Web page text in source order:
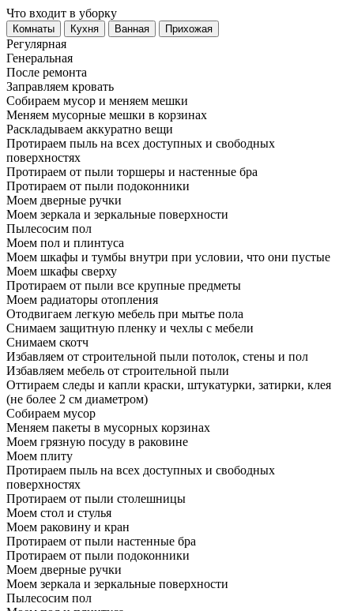
Что входит в уборку
Регу­лярная
Гене­ральная
После ремонта
Заправляем кровать
Собираем мусор и меняем мешки
Меняем мусорные мешки в корзинах
Раскладываем аккуратно вещи
Протираем пыль на всех доступных и свободных
поверхностях
Протираем от пыли торшеры и настенные бра
Протираем от пыли подоконники
Моем дверные ручки
Моем зеркала и зеркальные поверхности
Пылесосим пол
Моем пол и плинтуса
Моем шкафы и тумбы внутри при условии, что они пустые
Моем шкафы сверху
Протираем от пыли все крупные предметы
Моем радиаторы отопления
Отодвигаем легкую мебель при мытье пола
Снимаем защитную пленку и чехлы с мебели
Снимаем скотч
Избавляем от строительной пыли потолок, стены и пол
Избавляем мебель от строительной пыли
Оттираем следы и капли краски, штукатурки, затирки, клея
(не более 2 см диаметром)
Собираем мусор
Меняем пакеты в мусорных корзинах
Моем грязную посуду в раковине
Моем плиту
Протираем пыль на всех доступных и свободных
поверхностях
Протираем от пыли столешницы
Моем стол и стулья
Моем раковину и кран
Протираем от пыли настенные бра
Протираем от пыли подоконники
Моем дверные ручки
Моем зеркала и зеркальные поверхности
Пылесосим пол